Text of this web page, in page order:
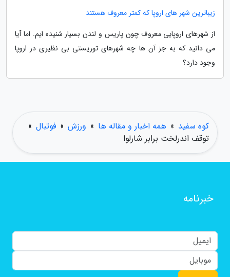
زیباترین شهر های اروپا که کمتر معروف هستند
از شهرهای اروپایی معروف چون پاریس و لندن بسیار شنیده ایم. اما آیا
می دانید که به جز آن ها چه شهرهای توریستی بی نظیری در اروپا
وجود دارد؟
کوه سفید » همه اخبار و مقاله ها » ورزش » فوتبال »
توقف اندرلخت برابر شارلوا
خبرنامه